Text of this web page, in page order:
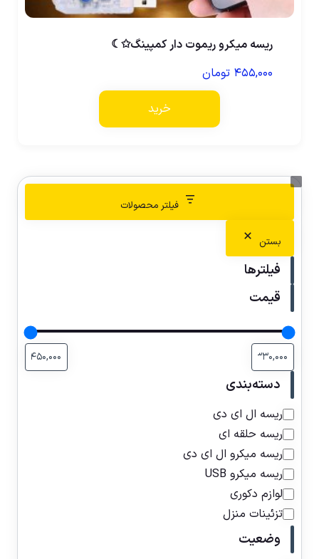
ریسه میکرو ریموت دار کمپینگ✩☾
۴۵۵,۰۰۰ تومان
خرید
فیلتر محصولات
بستن
فیلترها
قیمت
دسته‌بندی
ریسه ال ای دی
ریسه حلقه ای
ریسه میکرو ال ای دی
ریسه میکرو USB
لوازم دکوری
تزئینات منزل
وضعیت